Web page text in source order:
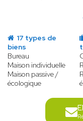
17 types de
biens
Bureau
Maison individuelle
Maison passive /
écologique